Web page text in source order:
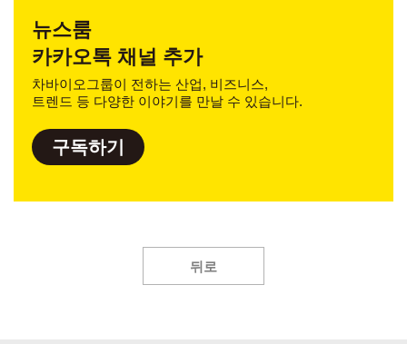
뉴스룸
카카오톡 채널 추가
차바이오그룹이 전하는 산업, 비즈니스,
트렌드 등 다양한 이야기를 만날 수 있습니다.
구독하기
뒤로